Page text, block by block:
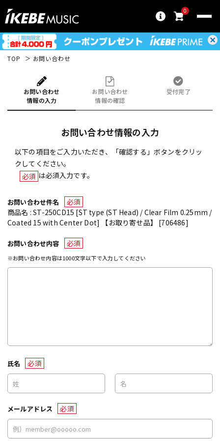
0
TOP お問い合わせ
お問い合わせ
情報の入力
お問い合わせ
情報の確認
受付完了
お問い合わせ情報の入力
以下の項目をご入力いただき、「確認する」ボタンをクリッ
クしてください。
必須 は必須入力です。
お問い合わせ件名
必須
商品名 : ST-250CD15 [ST type (ST Head) / Clear Film 0.25mm /
Coated 15 with Center Dot] 【お取り寄せ品】 [706486]
お問い合わせ内容 必須
※お問い合わせ内容は1000文字以下で入力してください
氏名 必須
メールアドレス 必須